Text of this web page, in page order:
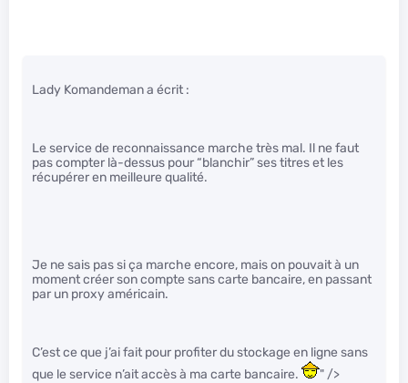
Lady Komandeman a écrit :
Le service de reconnaissance marche très mal. Il ne faut
pas compter là-dessus pour “blanchir” ses titres et les
récupérer en meilleure qualité.
Je ne sais pas si ça marche encore, mais on pouvait à un
moment créer son compte sans carte bancaire, en passant
par un proxy américain.
C’est ce que j’ai fait pour profiter du stockage en ligne sans
que le service n’ait accès à ma carte bancaire.
" />